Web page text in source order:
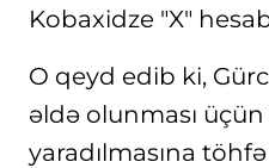
Kobaxidze "X"
O qeyd edib ki,
əldə olunması
yaradılmasına